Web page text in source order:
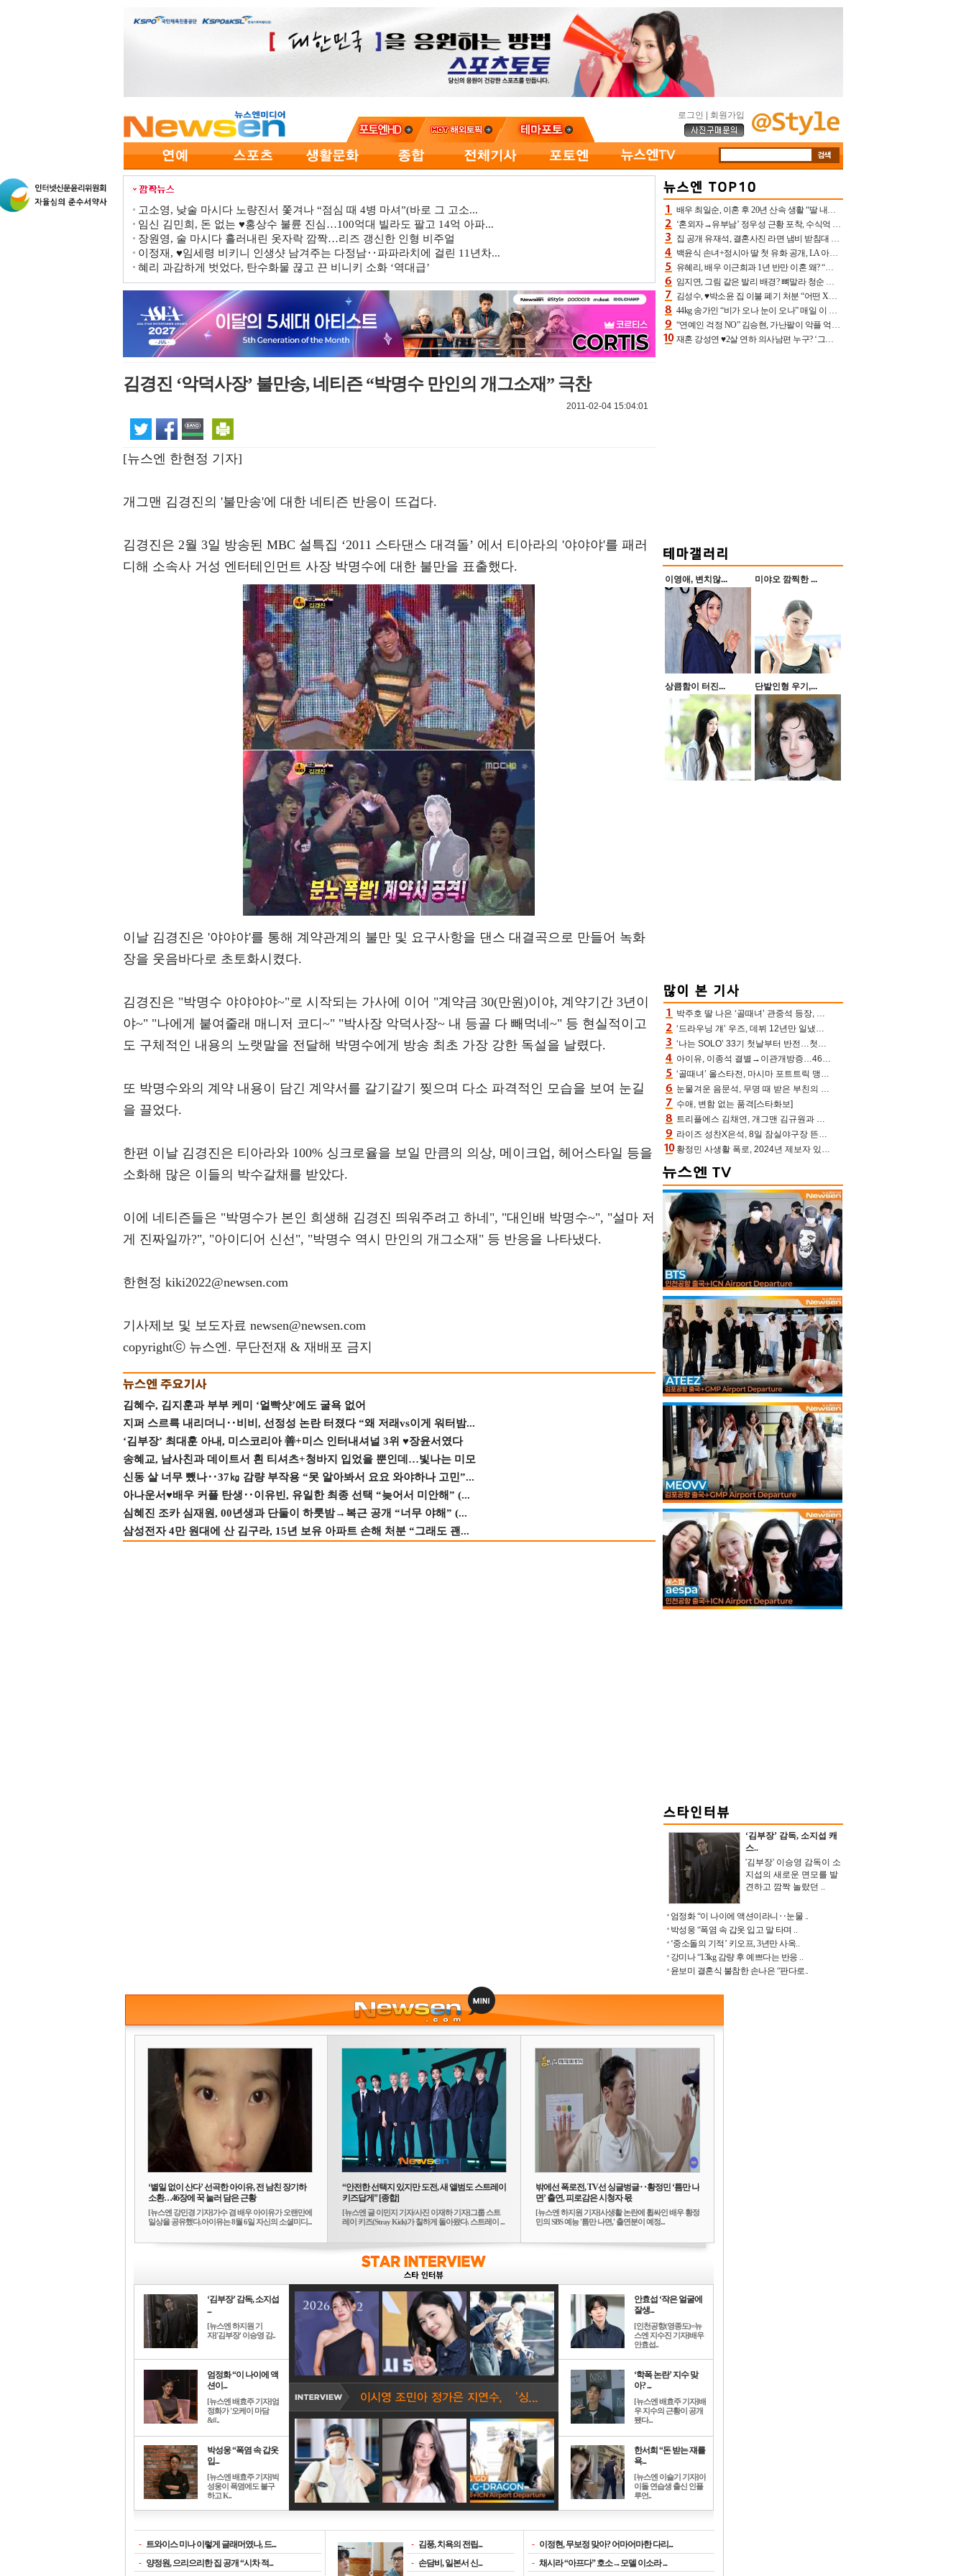
로그인 회원가입
고소영, 낮술 마시다 노량진서 쫓겨나 “점심 때 4병 마셔”(바로 그 고소...
임신 김민희, 돈 없는 ♥홍상수 불륜 진심…100억대 빌라도 팔고 14억 아파...
장원영, 술 마시다 흘러내린 옷자락 깜짝…리즈 갱신한 인형 비주얼
이정재, ♥임세령 비키니 인생샷 남겨주는 다정남‥파파라치에 걸린 11년차...
혜리 과감하게 벗었다, 탄수화물 끊고 끈 비니키 소화 ‘역대급’
김경진 ‘악덕사장’ 불만송, 네티즌 “박명수 만인의 개그소재” 극찬
2011-02-04 15:04:01
[뉴스엔 한현정 기자]
개그맨 김경진의 '불만송'에 대한 네티즌 반응이 뜨겁다.
김경진은 2월 3일 방송된 MBC 설특집 ‘2011 스타댄스 대격돌’ 에서 티아라의 '야야야'를 패러
디해 소속사 거성 엔터테인먼트 사장 박명수에 대한 불만을 표출했다.
이날 김경진은 '야야야'를 통해 계약관계의 불만 및 요구사항을 댄스 대결곡으로 만들어 녹화
장을 웃음바다로 초토화시켰다.
김경진은 "박명수 야야야야~"로 시작되는 가사에 이어 "계약금 30(만원)이야, 계약기간 3년이
야~" "나에게 붙여줄래 매니저 코디~" "박사장 악덕사장~ 내 등골 다 빼먹네~" 등 현실적이고
도 구체적인 내용의 노랫말을 전달해 박명수에게 방송 최초 가장 강한 독설을 날렸다.
또 박명수와의 계약 내용이 담긴 계약서를 갈기갈기 찢으며 다소 파격적인 모습을 보여 눈길
을 끌었다.
한편 이날 김경진은 티아라와 100% 싱크로율을 보일 만큼의 의상, 메이크업, 헤어스타일 등을
소화해 많은 이들의 박수갈채를 받았다.
이에 네티즌들은 "박명수가 본인 희생해 김경진 띄워주려고 하네", "대인배 박명수~", "설마 저
게 진짜일까?", "아이디어 신선", "박명수 역시 만인의 개그소재" 등 반응을 나타냈다.
한현정 kiki2022@newsen.com
기사제보 및 보도자료 newsen@newsen.com
copyrightⓒ 뉴스엔. 무단전재 & 재배포 금지
김혜수, 김지훈과 부부 케미 ‘얼빡샷’에도 굴욕 없어
지퍼 스르륵 내리더니‥비비, 선정성 논란 터졌다 “왜 저래vs이게 워터밤...
‘김부장’ 최대훈 아내, 미스코리아 善+미스 인터내셔널 3위 ♥장윤서였다
송혜교, 남사친과 데이트서 흰 티셔츠+청바지 입었을 뿐인데…빛나는 미모
신동 살 너무 뺐나‥37㎏ 감량 부작용 “못 알아봐서 요요 와야하나 고민”...
아나운서♥배우 커플 탄생‥이유빈, 유일한 최종 선택 “늦어서 미안해” (...
심혜진 조카 심재원, 00년생과 단둘이 하룻밤→복근 공개 “너무 야해” (...
삼성전자 4만 원대에 산 김구라, 15년 보유 아파트 손해 처분 “그래도 괜...
배우 최일순, 이혼 후 20년 산속 생활 “딸 내가 버렸다고 원망‥맘 아파”(특종)[어제TV]
‘혼외자→유부남’ 정우성 근황 포착, 수식억 해킹 피해 후배 만났다 “존경하는”
집 공개 유재석, 결혼사진 라면 냄비 받침대 되고 분노‥가족사진도 피해(놀뭐)[어제TV]
백윤식 손녀+정시아 딸 첫 유화 공개, LA 아트쇼→서울국제조각페스타 작가다운 수준급 실력
유혜리, 배우 이근희과 1년 반만 이혼 왜? “식칼 꽂고 의자 던져” 충격 폭로(특종)[어제TV]
임지연, 그림 같은 발리 배경? 뼈말라 청순 비키니 핏에 상대 안 되네
김성수, ♥박소윤 집 이불 폐기 처분 “어떤 X이랑 썼을지 몰라” 질투(신랑수업2)[어제TV]
44kg 송가인 “비가 오나 눈이 오나” 매일 이 운동, 허벅지 근육량 상승+체지방 감소
“연예인 걱정 NO” 김승현, 가난팔이 악플 억울할만‥아내+딸과 日 여행
재혼 강성연 ♥2살 연하 의사남편 누구? ‘그알’ 자문의에 훈남 비주얼 초엘리트 스펙 [종합]
이영애, 변치않... 미야오 깜찍한 ...
상큼함이 터진... 단발인형 우기,...
박주호 딸 나은 ‘골때녀’ 관중석 등장, 김민재 복제인간 보고 혼란 [결정적장면]
‘드라우닝 걔’ 우즈, 데뷔 12년만 일냈다…체조경기장 입성 확정
‘나는 SOLO’ 33기 첫날부터 반전…첫인상 0표 영호, 호감남 급부상
아이유, 이종석 결별→이관개방증…46장 꽉 채운 유애나 ♥ “열심히 사는 중”
‘골때녀’ 올스타전, 마시마 포트트릭 맹추격전 5:4 골 잔치 ‘짜릿’ [어제TV]
눈물겨운 음문석, 무명 때 받은 부친의 전재산→폐암 父 세상 떠나기 전 여행(유퀴즈)[어제TV]
수애, 변함 없는 품격[스타화보]
트리플에스 김채연, 개그맨 김규원과 함께 프리뷰쇼 진행 [포토엔HD]
라이즈 성찬X은석, 8일 잠실야구장 뜬다…시구 시타+특별공연까지
황정민 사생활 폭로, 2024년 제보자 있었나 “네가 회사에 전화했니” 녹취록 공개 파장
‘김부장’ 감독, 소지섭 캐
스..
'김부장' 이승영 감독이 소
지섭의 새로운 면모를 발
견하고 깜짝 놀랐던 ..
엄정화 “이 나이에 액션이라니‥눈물 ..
박성웅 “폭염 속 갑옷 입고 말 타며 ..
‘중소돌의 기적’ 키오프, 3년만 사옥..
강미나 “13kg 감량 후 예쁘다는 반응 ..
윤보미 결혼식 불참한 손나은 “판다로..
‘별일 없이 산다’ 선곡한 아이유, 전 남친 장기하
소환…46장에 꾹 눌러 담은 근황
[뉴스엔 강민경 기자]가수 겸 배우 아이유가 오랜만에
일상을 공유했다.아이유는 8월 6일 자신의 소셜미디...
“안전한 선택지 있지만 도전, 새 앨범도 스트레이
키즈답게” [종합]
[뉴스엔 글 이민지 기자/사진 이재하 기자]그룹 스트
레이 키즈(Stray Kids)가 칠하게 돌아왔다. 스트레이 ...
밖에선 폭로전, TV선 싱글벙글‥황정민 ‘틈만 나
면’ 출연, 피로감은 시청자 몫
[뉴스엔 하지원 기자]사생활 논란에 휩싸인 배우 황정
민의 SBS 예능 '틈만 나면,' 출연분이 예정...
‘김부장’ 감독, 소지섭
...
[뉴스엔 하지원 기
자]'김부장' 이승영 감..
엄정화 “이 나이에 액
션이...
[뉴스엔 배효주 기자]엄
정화가 '오케이 마담
&#..
박성웅 “폭염 속 갑옷
입...
[뉴스엔 배효주 기자]박
성웅이 폭염에도 불구
하고 K..
안효섭 ‘작은 얼굴에
잘생...
[인천공항(영종도)=뉴
스엔 지수진 기자]배우
안효섭..
‘학폭 논란’ 지수 맞
아? ...
[뉴스엔 배효주 기자]배
우 지수의 근황이 공개
됐다...
한서희 “돈 받는 쟤를
욕...
[뉴스엔 이슬기 기자]아
이돌 연습생 출신 인플
루언..
- 트와이스 미나 이렇게 글래머였나, 드...
- 양정원, 으리으리한 집 공개 “시차 적...
- 김풍, 치욕의 전립...
- 손담비, 일본서 신...
- 이정현, 무보정 맞아? 어마어마한 다리...
- 채시라 “아프다” 호소→모델 이소라 ...